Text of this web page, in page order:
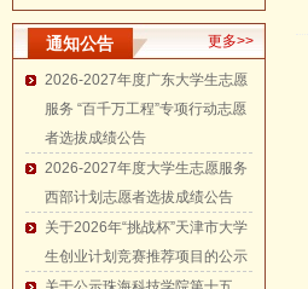
通知公告 更多>>
2026-2027年度广东大学生志愿
服务 “百千万工程”专项行动志愿
者选拔成绩公告
2026-2027年度大学生志愿服务
西部计划志愿者选拔成绩公告
关于2026年“挑战杯”天津市大学
生创业计划竞赛推荐项目的公示